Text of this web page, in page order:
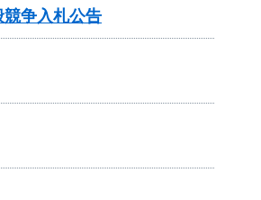
争入札公告